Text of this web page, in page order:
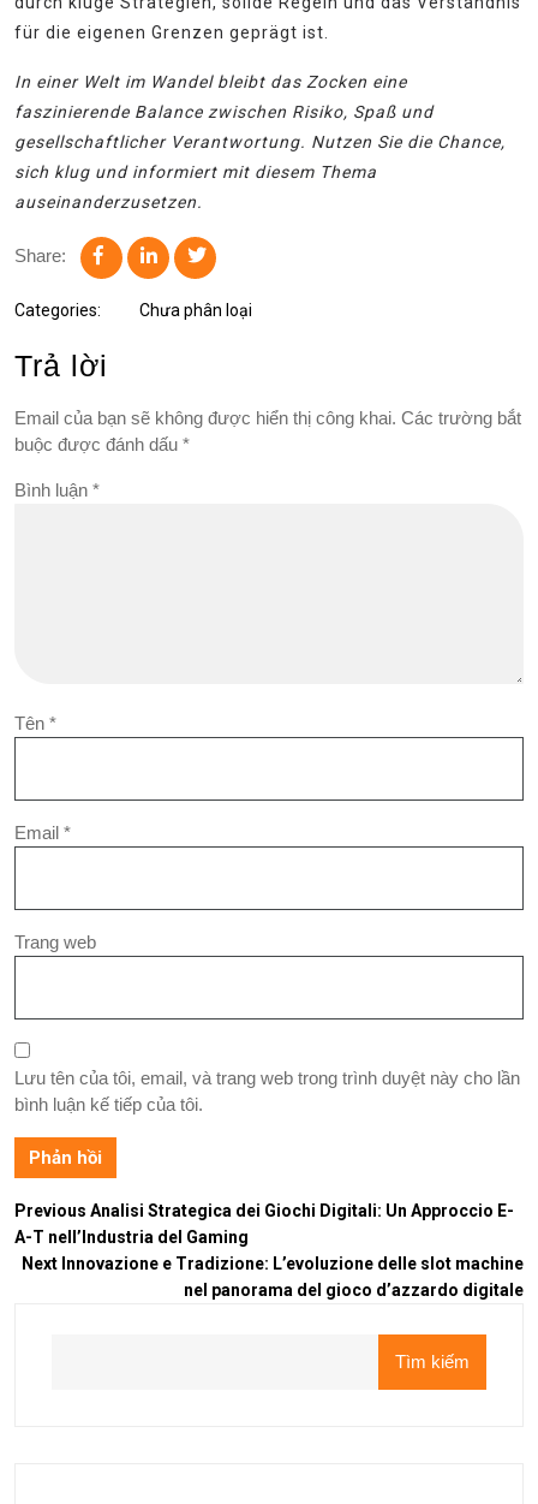
für die eigenen Grenzen geprägt ist.
In einer Welt im Wandel bleibt das Zocken eine
faszinierende Balance zwischen Risiko, Spaß und
gesellschaftlicher Verantwortung. Nutzen Sie die Chance,
sich klug und informiert mit diesem Thema
auseinanderzusetzen.
Share:
Categories: Chưa phân loại
Trả lời
Email của bạn sẽ không được hiển thị công khai. Các trường bắt
buộc được đánh dấu *
Bình luận *
Tên *
Email *
Trang web
Lưu tên của tôi, email, và trang web trong trình duyệt này cho lần
bình luận kế tiếp của tôi.
Previous Analisi Strategica dei Giochi Digitali: Un Approccio E-
A-T nell’Industria del Gaming
Next Innovazione e Tradizione: L’evoluzione delle slot machine
nel panorama del gioco d’azzardo digitale
Tìm kiếm